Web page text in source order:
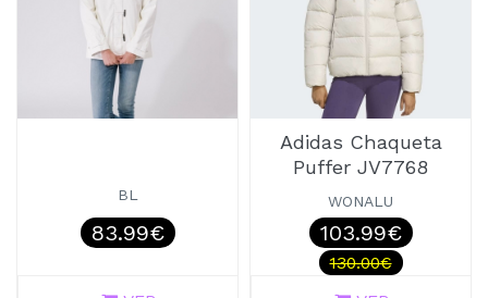
BL
83.99€
Adidas Chaqueta
Puffer JV7768
WONALU
103.99€
130.00€